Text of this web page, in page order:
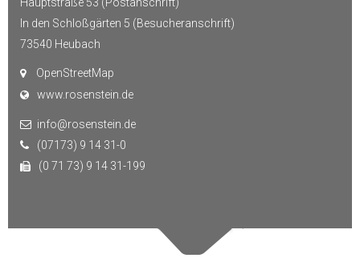
In den Schloßgärten 5 (Besucheranschrift)
73540 Heubach
OpenStreetMap
www.rosenstein.de
info@rosenstein.de
(07173) 9 14 31-0
(0 71 73) 9 14 31-199